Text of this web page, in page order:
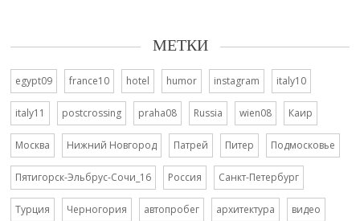
МЕТКИ
egypt09 france10 hotel humor instagram italy10
italy11 postcrossing praha08 Russia wien08 Каир
Москва Нижний Новгород Патрей Питер Подмосковье
Пятигорск-Эльбрус-Сочи_16 Россия Санкт-Петербург
Турция Черногория автопробег архитектура видео